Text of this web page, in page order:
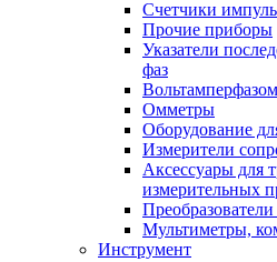
Счетчики
Прочие приборы
Указатели
фаз
Омметры
Оборудование
Измерители
Аксессуары для
измерительных
Мультиметры,
Инструмент